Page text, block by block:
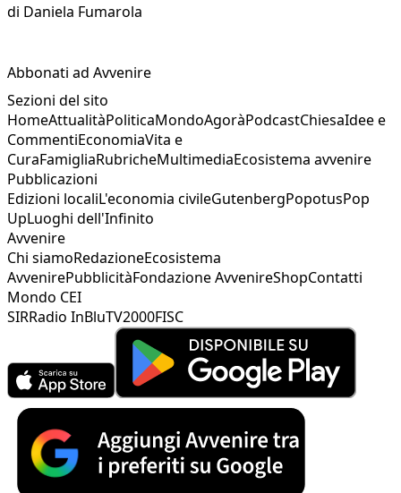
di Daniela Fumarola
Abbonati ad Avvenire
Sezioni del sito
HomeAttualitàPoliticaMondoAgoràPodcastChiesaIdee e
CommentiEconomiaVita e
CuraFamigliaRubricheMultimediaEcosistema avvenire
Pubblicazioni
Edizioni localiL'economia civileGutenbergPopotusPop
UpLuoghi dell'Infinito
Avvenire
Chi siamoRedazioneEcosistema
AvvenirePubblicitàFondazione AvvenireShopContatti
Mondo CEI
SIRRadio InBluTV2000FISC